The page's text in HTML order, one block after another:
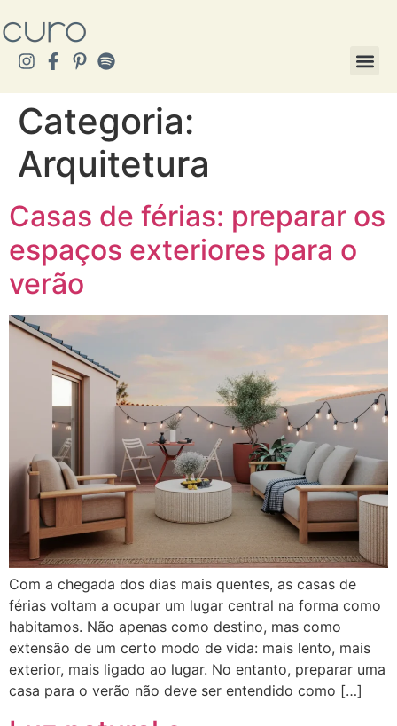
Categoria:
Arquitetura
Casas de férias: preparar os
espaços exteriores para o
verão
Com a chegada dos dias mais quentes, as casas de
férias voltam a ocupar um lugar central na forma como
habitamos. Não apenas como destino, mas como
extensão de um certo modo de vida: mais lento, mais
exterior, mais ligado ao lugar. No entanto, preparar uma
casa para o verão não deve ser entendido como […]